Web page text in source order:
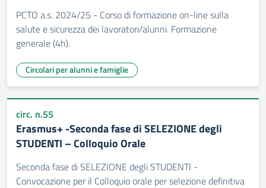
PCTO a.s. 2024/25 - Corso di formazione on-line sulla
salute e sicurezza dei lavoratori/alunni. Formazione
generale (4h).
Circolari per alunni e famiglie
circ. n.55
Erasmus+ -Seconda fase di SELEZIONE degli
STUDENTI – Colloquio Orale
Seconda fase di SELEZIONE degli STUDENTI -
Convocazione per il Colloquio orale per selezione definitiva